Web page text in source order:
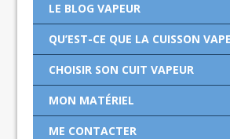
LE BLOG VAPEUR
QU’EST-CE QUE LA CUISSON
CHOISIR SON CUIT VAPEUR
MON MATÉRIEL
ME CONTACTER